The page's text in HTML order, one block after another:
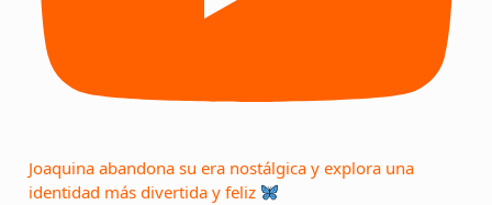
Joaquina abandona su era nostálgica y explora una
identidad más divertida y feliz